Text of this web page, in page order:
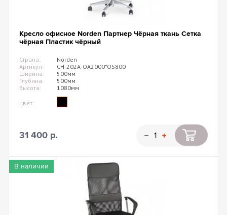
Кресло офисное Norden Партнер Чёрная ткань Сетка
чёрная Пластик чёрный
Страна:
Norden
Артикул:
CH-202A-OA2000*OS800
Ширина:
500мм
Глубина:
500мм
Высота:
1080мм
цвет:
31 400 р.
В наличии